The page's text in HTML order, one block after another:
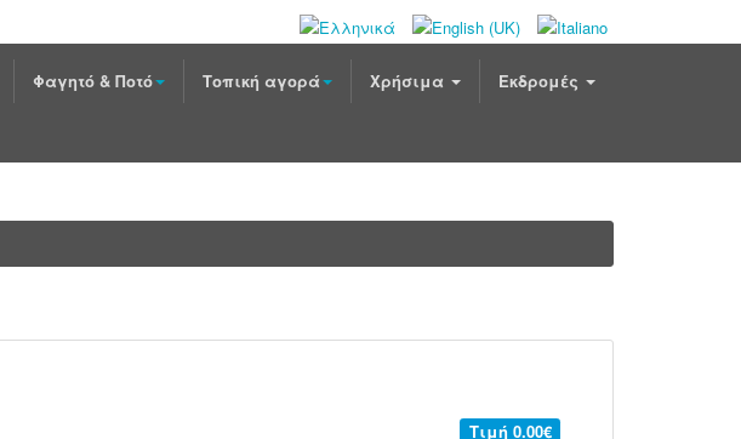
Φαγητό & Ποτό Τοπική αγορά Χρήσιμα
Εκδρομές
Τιμή 0.00€